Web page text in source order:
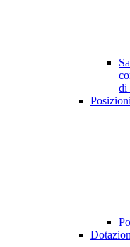
di